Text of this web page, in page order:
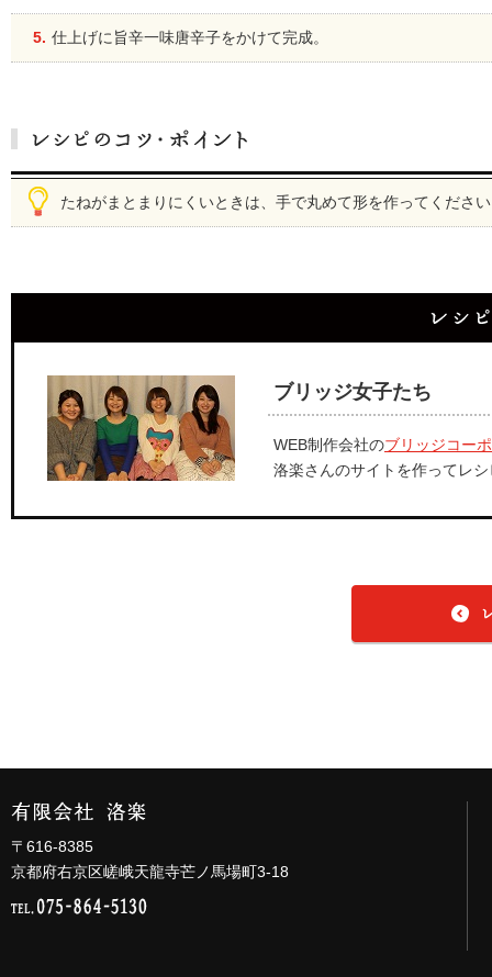
5. 仕上げに旨辛一味唐辛子をかけて完成。
たねがまとまりにくいときは、手で丸めて形を作ってくださ
ブリッジ女子たち
WEB制作会社のブリッジコー
洛楽さんのサイトを作ってレ
〒616-8385
京都府右京区嵯峨天龍寺芒ノ馬場町3-18